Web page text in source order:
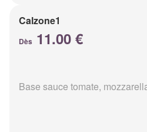
Calzone1
Dès 11.00 €
Base sauce tomate,